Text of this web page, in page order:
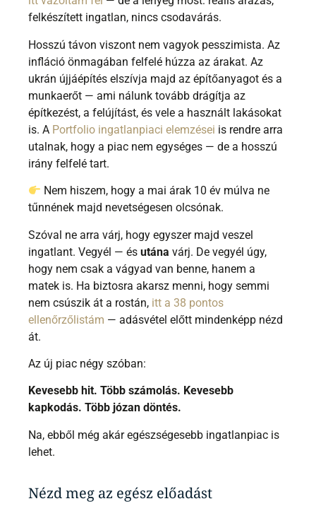
felkészített ingatlan, nincs csodavárás.
Hosszú távon viszont nem vagyok pesszimista. Az
infláció önmagában felfelé húzza az árakat. Az
ukrán újjáépítés elszívja majd az építőanyagot és a
munkaerőt — ami nálunk tovább drágítja az
építkezést, a felújítást, és vele a használt lakásokat
is. A Portfolio ingatlanpiaci elemzései is rendre arra
utalnak, hogy a piac nem egységes — de a hosszú
irány felfelé tart.
Nem hiszem, hogy a mai árak 10 év múlva ne
tűnnének majd nevetségesen olcsónak.
Szóval ne arra várj, hogy egyszer majd veszel
ingatlant. Vegyél — és utána várj. De vegyél úgy,
hogy nem csak a vágyad van benne, hanem a
matek is. Ha biztosra akarsz menni, hogy semmi
nem csúszik át a rostán, itt a 38 pontos
ellenőrzőlistám — adásvétel előtt mindenképp nézd
át.
Az új piac négy szóban:
Kevesebb hit. Több számolás. Kevesebb
kapkodás. Több józan döntés.
Na, ebből még akár egészségesebb ingatlanpiac is
lehet.
Nézd meg az egész előadást